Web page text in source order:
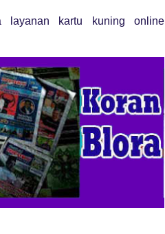
layanan kartu kuning online